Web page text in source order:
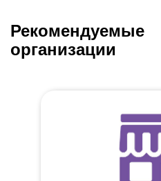
Рекомендуемые
организации